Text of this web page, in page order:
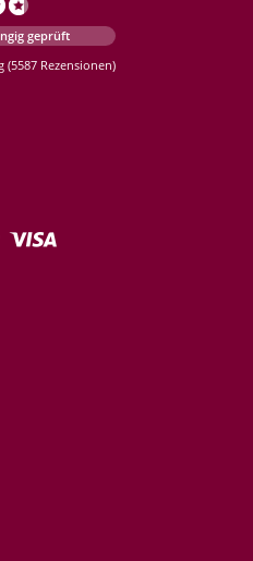
geprüft
(5587 Rezensionen)